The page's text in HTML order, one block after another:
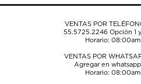
envío.envío.envío.envío.envío.
VENTAS POR
55.5725.2246Opción 1
Horario:
VENTAS POR
Agregar en
Horario: